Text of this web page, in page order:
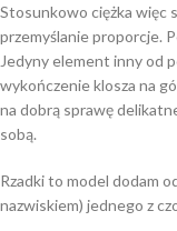
Stosunkowo ciężka więc
przemyślanie proporcje.
Jedyny element inny od
wykończenie klosza na
na dobrą sprawę
sobą.
Rzadki to model dodam
nazwiskiem) jednego z